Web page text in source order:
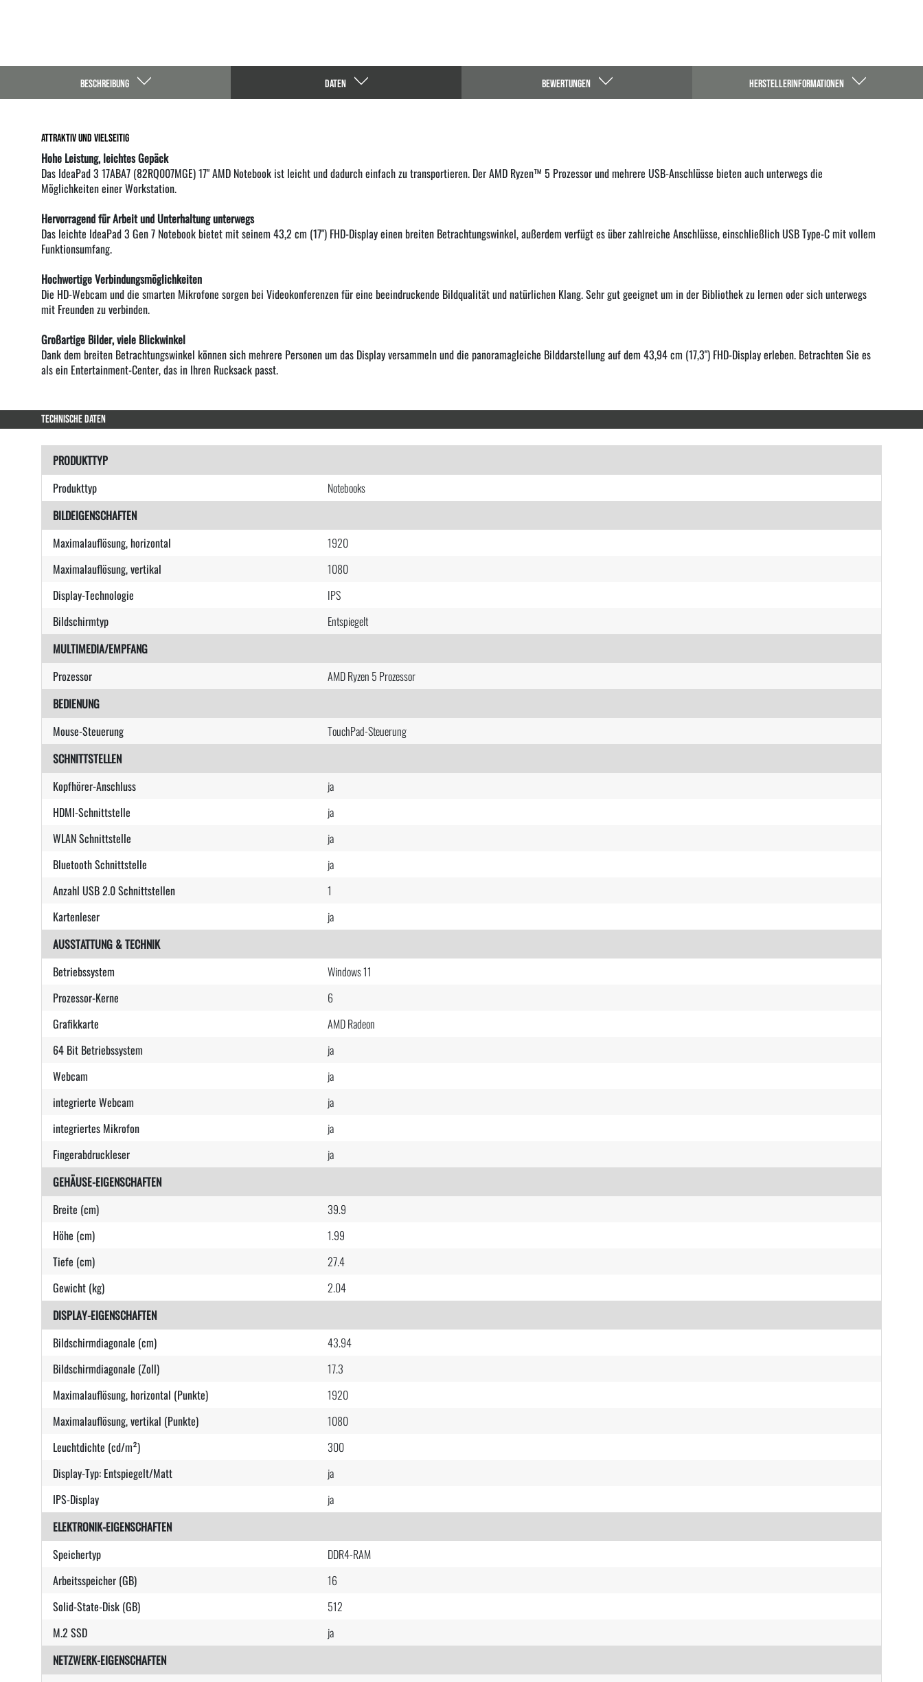
BESCHREIBUNG DATEN BEWERTUNGEN HERSTELLERINFORMATIONEN
Attraktiv und vielseitig
Hohe Leistung, leichtes Gepäck
Das IdeaPad 3 17ABA7 (82RQ007MGE) 17" AMD Notebook ist leicht und dadurch einfach zu transportieren. Der AMD Ryzen™ 5 Prozessor und mehrere USB-Anschlüsse bieten auch unterwegs die
Möglichkeiten einer Workstation.
Hervorragend für Arbeit und Unterhaltung unterwegs
Das leichte IdeaPad 3 Gen 7 Notebook bietet mit seinem 43,2 cm (17") FHD-Display einen breiten Betrachtungswinkel, außerdem verfügt es über zahlreiche Anschlüsse, einschließlich USB Type-C mit vollem
Funktionsumfang.
Hochwertige Verbindungsmöglichkeiten
Die HD-Webcam und die smarten Mikrofone sorgen bei Videokonferenzen für eine beeindruckende Bildqualität und natürlichen Klang. Sehr gut geeignet um in der Bibliothek zu lernen oder sich unterwegs
mit Freunden zu verbinden.
Großartige Bilder, viele Blickwinkel
Dank dem breiten Betrachtungswinkel können sich mehrere Personen um das Display versammeln und die panoramagleiche Bilddarstellung auf dem 43,94 cm (17,3") FHD-Display erleben. Betrachten Sie es
als ein Entertainment-Center, das in Ihren Rucksack passt.
TECHNISCHE DATEN
PRODUKTTYP
Produkttyp
Notebooks
BILDEIGENSCHAFTEN
Maximalauflösung, horizontal
1920
Maximalauflösung, vertikal
1080
Display-Technologie
IPS
Bildschirmtyp
Entspiegelt
MULTIMEDIA/EMPFANG
Prozessor
AMD Ryzen 5 Prozessor
BEDIENUNG
Mouse-Steuerung
TouchPad-Steuerung
SCHNITTSTELLEN
Kopfhörer-Anschluss
ja
HDMI-Schnittstelle
ja
WLAN Schnittstelle
ja
Bluetooth Schnittstelle
ja
Anzahl USB 2.0 Schnittstellen
1
Kartenleser
ja
AUSSTATTUNG & TECHNIK
Betriebssystem
Windows 11
Prozessor-Kerne
6
Grafikkarte
AMD Radeon
64 Bit Betriebssystem
ja
Webcam
ja
integrierte Webcam
ja
integriertes Mikrofon
ja
Fingerabdruckleser
ja
GEHÄUSE-EIGENSCHAFTEN
Breite (cm)
39.9
Höhe (cm)
1.99
Tiefe (cm)
27.4
Gewicht (kg)
2.04
DISPLAY-EIGENSCHAFTEN
Bildschirmdiagonale (cm)
43.94
Bildschirmdiagonale (Zoll)
17.3
Maximalauflösung, horizontal (Punkte)
1920
Maximalauflösung, vertikal (Punkte)
1080
Leuchtdichte (cd/m²)
300
Display-Typ: Entspiegelt/Matt
ja
IPS-Display
ja
ELEKTRONIK-EIGENSCHAFTEN
Speichertyp
DDR4-RAM
Arbeitsspeicher (GB)
16
Solid-State-Disk (GB)
512
M.2 SSD
ja
NETZWERK-EIGENSCHAFTEN